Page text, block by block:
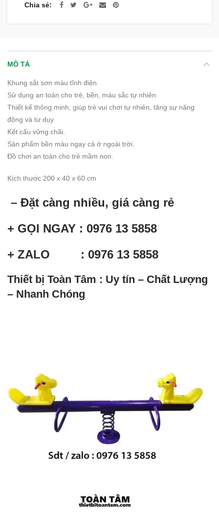
Chia sẻ
MÔ TẢ
Khung sắt sơn màu tĩnh điện
Sử dụng an toàn cho trẻ, bền, màu sắc tự nhiên
Thiết kế thông minh, giúp trẻ vui chơi tự nhiên, tăng sự năng
động và tư duy
Kết cấu vững chãi.
Sản phẩm bền màu ngay cả ở ngoài trời.
Đồ chơi an toàn cho trẻ mầm non.
Kích thước 200 x 40 x 60 cm
– Đặt càng nhiều, giá càng rẻ
+ GỌI NGAY : 0976 13 5858
+ ZALO : 0976 13 5858
Thiết bị Toàn Tâm : Uy tín – Chất Lượng
– Nhanh Chóng